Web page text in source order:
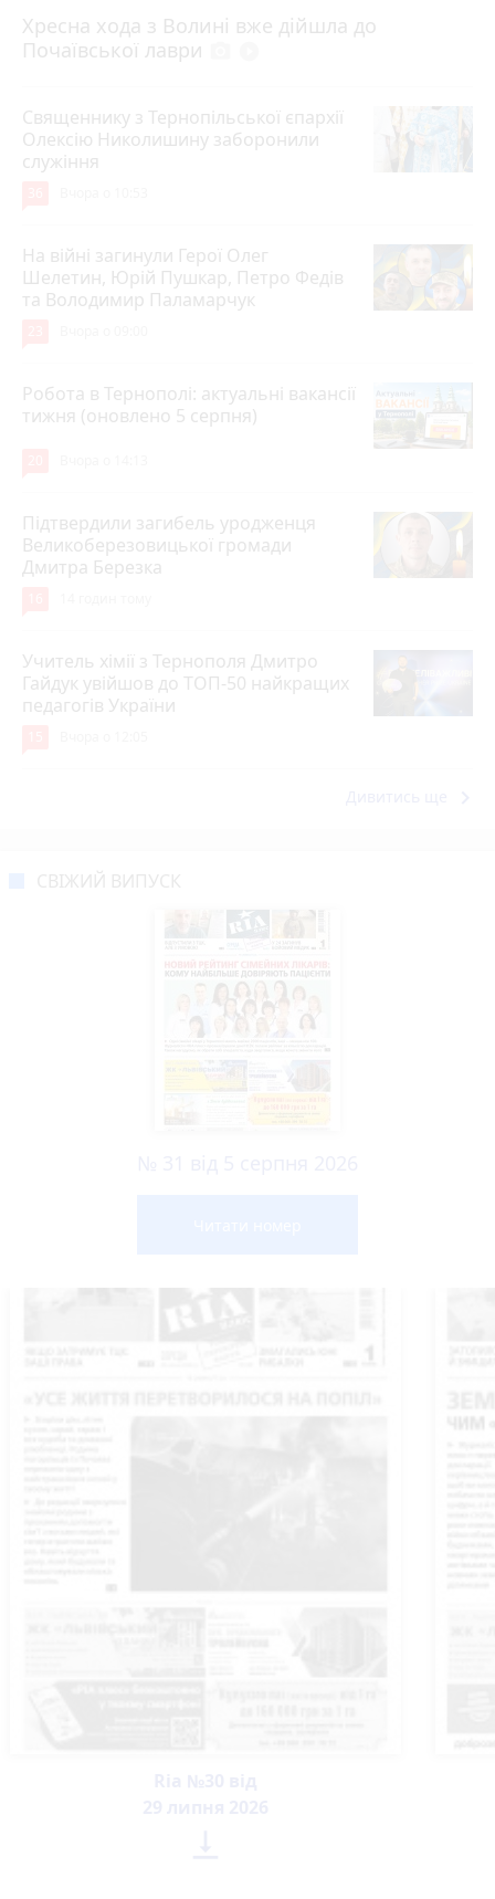
Хресна хода з Волині вже дійшла до
Почаївської лаври
Священнику з Тернопільської єпархії
Олексію Николишину заборонили
служіння
На війні загинули Герої Олег
Шелетин, Юрій Пушкар, Петро Федів
та Володимир Паламарчук
Робота в Тернополі: актуальні вакансії
тижня (оновлено 5 серпня)
Підтвердили загибель уродженця
Великоберезовицької громади
Дмитра Березка
Учитель хімії з Тернополя Дмитро
Гайдук увійшов до ТОП-50 найкращих
педагогів України